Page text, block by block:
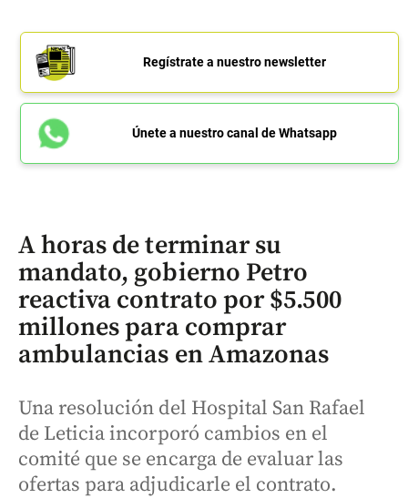
Regístrate a nuestro newsletter
Únete a nuestro canal de Whatsapp
A horas de terminar su
mandato, gobierno Petro
reactiva contrato por $5.500
millones para comprar
ambulancias en Amazonas
Una resolución del Hospital San Rafael
de Leticia incorporó cambios en el
comité que se encarga de evaluar las
ofertas para adjudicarle el contrato.